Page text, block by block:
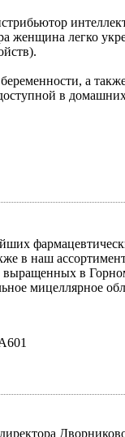
женщина легко
а
в
в наш
в
мицеллярное